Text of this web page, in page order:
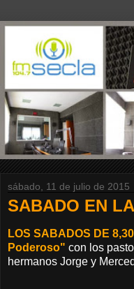
sábado, 11 de julio de 2015
SABADO EN
LOS SABADOS DE
Poderoso" con los
hermanos Jorge y